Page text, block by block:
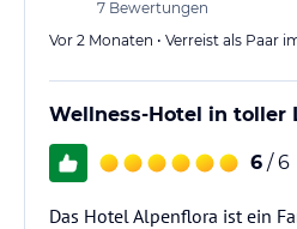
Sonstige Einrichtungen und
Wo die Gastfreundschaft zu Hause
großgeschrieben. Bereits in der 4.
auf das Wohlergehen der Gäste im
den Dolomiten bedacht.
Hinweis: Allgemeine und
7 Bewertungen
Vor 2 Monaten • Verreist als Paar
Wellness-Hotel in toller
6 / 6
Das Hotel Alpenflora ist ein